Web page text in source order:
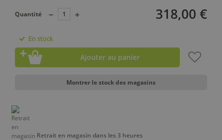
318,00 €
Quantité
En stock
Ajouter au panier
Montrer le stock des magasins
Retrait en magasin dans les 3 heures